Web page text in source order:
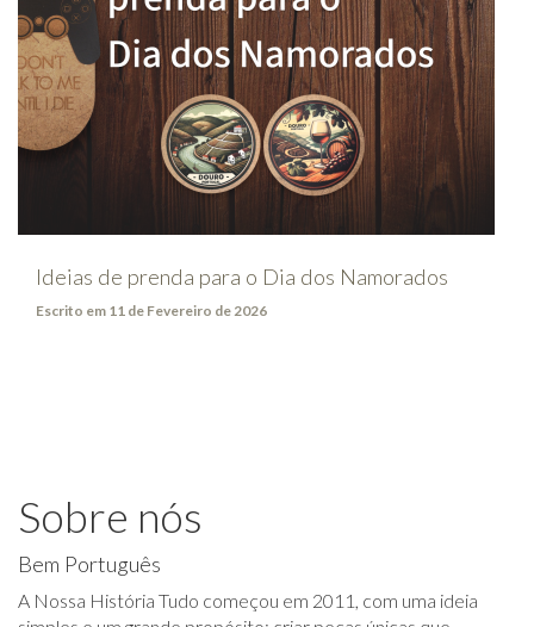
Ideias de prenda para o Dia dos Namorados
Escrito em 11 de Fevereiro de 2026
Sobre nós
Bem Português
A Nossa História Tudo começou em 2011, com uma ideia